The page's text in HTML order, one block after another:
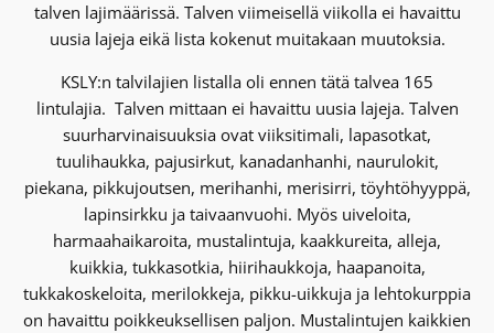
talven lajimäärissä. Talven viimeisellä viikolla ei havaittu
uusia lajeja eikä lista kokenut muitakaan muutoksia.
KSLY:n talvilajien listalla oli ennen tätä talvea 165
lintulajia. Talven mittaan ei havaittu uusia lajeja. Talven
suurharvinaisuuksia ovat viiksitimali, lapasotkat,
tuulihaukka, pajusirkut, kanadanhanhi, naurulokit,
piekana, pikkujoutsen, merihanhi, merisirri, töyhtöhyyppä,
lapinsirkku ja taivaanvuohi. Myös uiveloita,
harmaahaikaroita, mustalintuja, kaakkureita, alleja,
kuikkia, tukkasotkia, hiirihaukkoja, haapanoita,
tukkakoskeloita, merilokkeja, pikku-uikkuja ja lehtokurppia
on havaittu poikkeuksellisen paljon. Mustalintujen kaikkien